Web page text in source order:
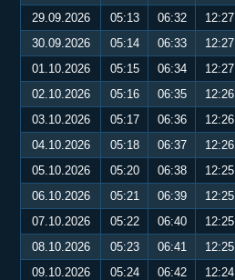
29.09.2026
05:13 06:32 12:27
30.09.2026
05:14 06:33 12:27
01.10.2026
05:15 06:34 12:27
02.10.2026
05:16 06:35 12:26
03.10.2026
05:17 06:36 12:26
04.10.2026
05:18 06:37 12:26
05.10.2026
05:20 06:38 12:25
06.10.2026
05:21 06:39 12:25
07.10.2026
05:22 06:40 12:25
08.10.2026
05:23 06:41 12:25
09.10.2026
05:24 06:42 12:24